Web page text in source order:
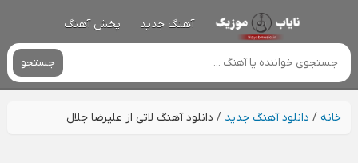
آهنگ جدید پخش آهنگ
جستجو
خانه/ دانلود آهنگ جدید / دانلود آهنگ لاتی از علیرضا جلال